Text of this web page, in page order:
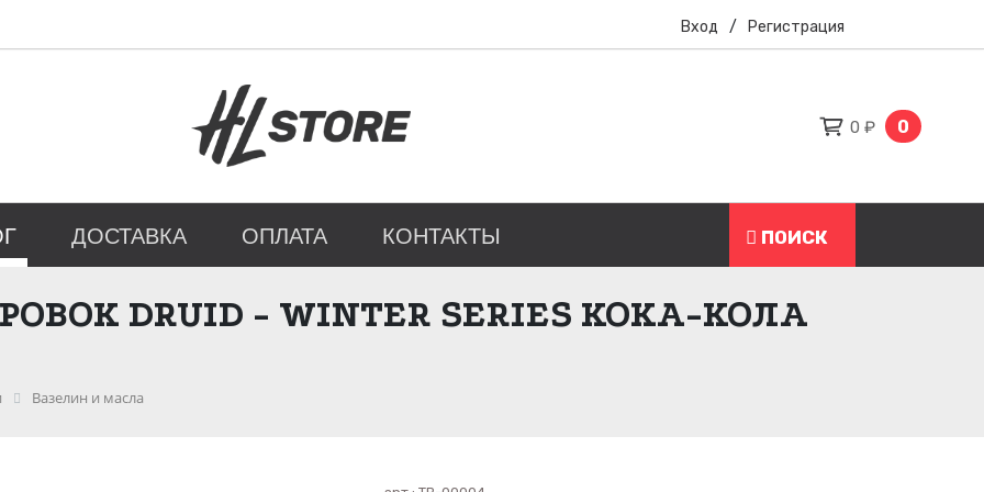
Вход / Регистрация
0 ₽ 0
ДОСТАВКА ОПЛАТА КОНТАКТЫ ПОИСК
DRUID - WINTER SERIES КОКА-КОЛА
Вазелин и масла